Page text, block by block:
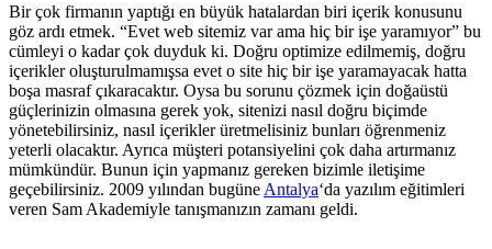
Bir çok firmanın yaptığı en büyük hatalardan biri içerik konusunu
göz ardı etmek. “Evet web sitemiz var ama hiç bir işe yaramıyor” bu
cümleyi o kadar çok duyduk ki. Doğru optimize edilmemiş, doğru
içerikler oluşturulmamışsa evet o site hiç bir işe yaramayacak hatta
boşa masraf çıkaracaktır. Oysa bu sorunu çözmek için doğaüstü
güçlerinizin olmasına gerek yok, sitenizi nasıl doğru biçimde
yönetebilirsiniz, nasıl içerikler üretmelisiniz bunları öğrenmeniz
yeterli olacaktır. Ayrıca müşteri potansiyelini çok daha artırmanız
mümkündür. Bunun için yapmanız gereken bizimle iletişime
geçebilirsiniz. 2009 yılından bugüne Antalya‘da yazılım eğitimleri
veren Sam Akademiyle tanışmanızın zamanı geldi.